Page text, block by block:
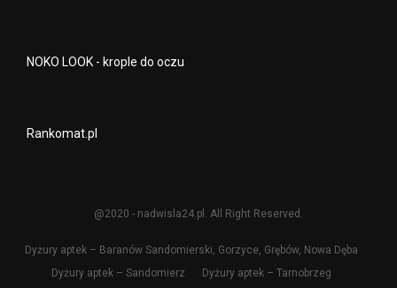
NOKO LOOK - krople do oczu
Rankomat.pl
@2020 - nadwisla24.pl. All Right Reserved.
Dyżury aptek – Baranów Sandomierski, Gorzyce, Grębów, Nowa Dęba
Dyżury aptek – Sandomierz
Dyżury aptek – Tarnobrzeg